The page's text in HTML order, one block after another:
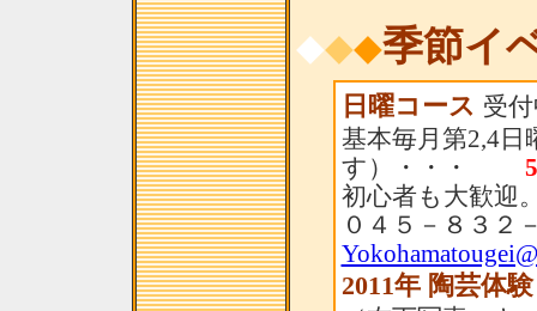
◆◆◆季節イ
日曜コース 受
基本毎月第2,4
す）・・・
初心者も大歓迎
０４５－８３２
2011年 陶芸体